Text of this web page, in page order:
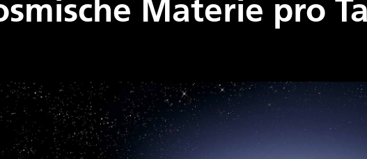
Materie pro